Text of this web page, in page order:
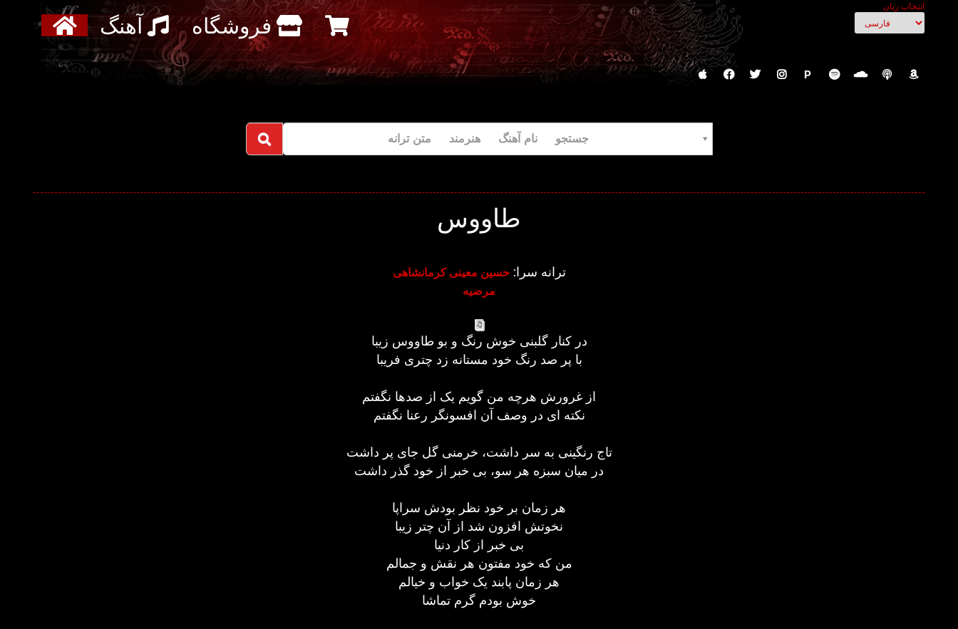
انتخاب زبان
آهنگ فروشگاه
P
جستجو نام آهنگ هنرمند متن ترانه
طاووس
ترانه سرا:حسین معینی کرمانشاهی
مرضیه
در کنار گلبنی خوش رنگ و بو طاووس زیبا
با پر صد رنگ خود مستانه زد چتری فریبا
از غرورش هرچه من گویم یک از صدها نگفتم
نکته ای در وصف آن افسونگر رعنا نگفتم
تاج رنگینی به سر داشت، خرمنی گل جای پر داشت
در میان سبزه هر سو، بی خبر از خود گذر داشت
هر زمان بر خود نظر بودش سراپا
نخوتش افزون شد از آن چتر زیبا
بی خبر از کار دنیا
من که خود مفتون هر نقش و جمالم
هر زمان پابند یک خواب و خیالم
خوش بودم گرم تماشا